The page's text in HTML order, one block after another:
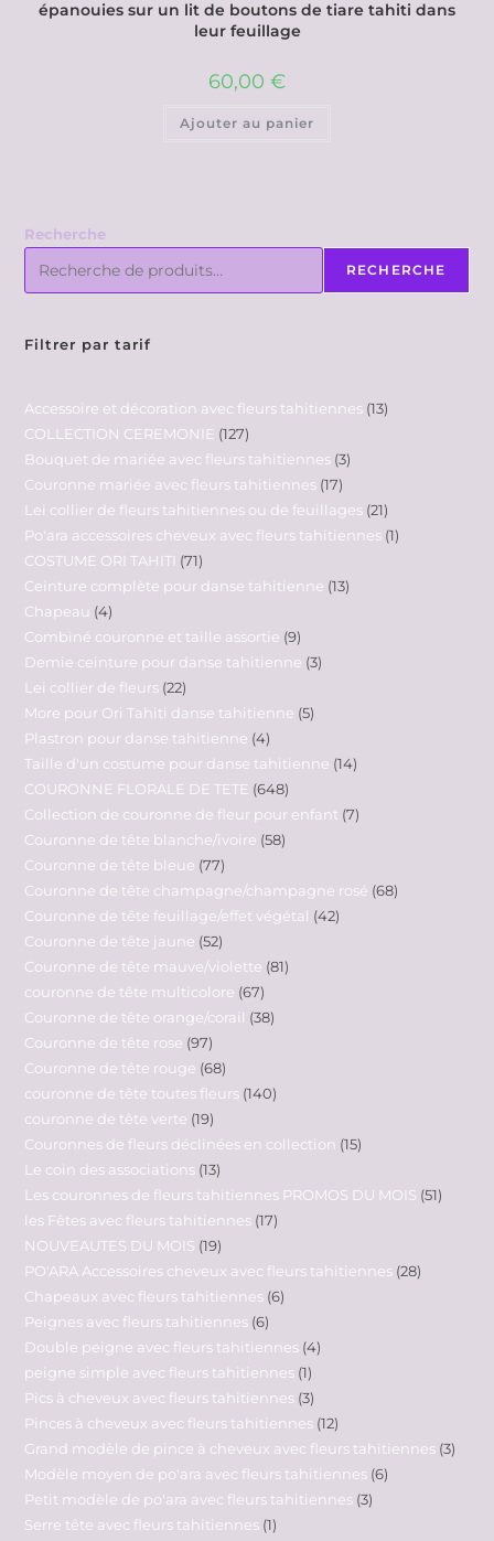
épanouies sur un lit de boutons de tiare tahiti dans
leur feuillage
60,00 €
Ajouter au panier
Recherche
RECHERCHE
Filtrer par tarif
Accessoire et décoration avec fleurs tahitiennes 13
COLLECTION CEREMONIE 127
Bouquet de mariée avec fleurs tahitiennes 3
Couronne mariée avec fleurs tahitiennes 17
Lei collier de fleurs tahitiennes ou de feuillages 21
Po'ara accessoires cheveux avec fleurs tahitiennes 1
COSTUME ORI TAHITI
71
Ceinture complète pour danse tahitienne 13
Chapeau 4
Combiné couronne et taille assortie 9
Demie ceinture pour danse tahitienne 3
Lei collier de fleurs 22
More pour Ori Tahiti danse tahitienne 5
Plastron pour danse tahitienne 4
Taille d'un costume pour danse tahitienne 14
COURONNE FLORALE DE TETE 648
Collection de couronne de fleur pour enfant 7
Couronne de tête blanche/ivoire 58
Couronne de tête bleue 77
Couronne de tête champagne/champagne rosé 68
Couronne de tête feuillage/effet végétal 42
Couronne de tête jaune 52
Couronne de tête mauve/violette 81
couronne de tête multicolore 67
Couronne de tête orange/corail 38
Couronne de tête rose 97
Couronne de tête rouge 68
couronne de tête toutes fleurs 140
couronne de tête verte 19
Couronnes de fleurs déclinées en collection 15
Le coin des associations 13
Les couronnes de fleurs tahitiennes PROMOS DU MOIS 51
les Fêtes avec fleurs tahitiennes 17
NOUVEAUTES DU MOIS 19
PO'ARA Accessoires cheveux avec fleurs tahitiennes 28
Chapeaux avec fleurs tahitiennes 6
Peignes avec fleurs tahitiennes 6
Double peigne avec fleurs tahitiennes 4
peigne simple avec fleurs tahitiennes 1
Pics à cheveux avec fleurs tahitiennes 3
Pinces à cheveux avec fleurs tahitiennes 12
Grand modèle de pince à cheveux avec fleurs tahitiennes 3
Modèle moyen de po'ara avec fleurs tahitiennes 6
Petit modèle de po'ara avec fleurs tahitiennes 3
Serre tête avec fleurs tahitiennes 1